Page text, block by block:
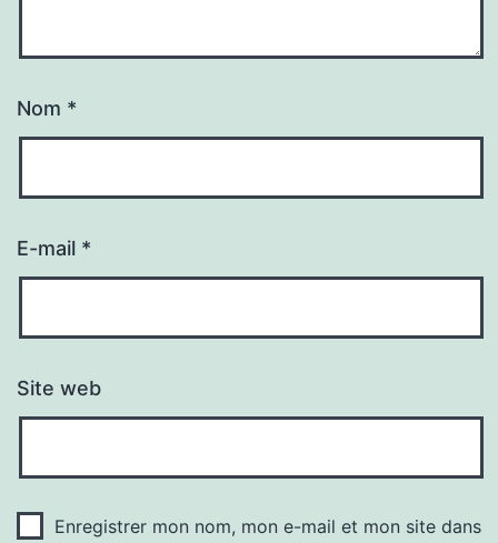
Nom *
E-mail *
Site web
Enregistrer mon nom, mon e-mail et mon site dans